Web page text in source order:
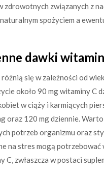
związanych z
spożyciem a
dawki
się w zależności od
około 90 mg witaminy
w ciąży i karmiących
oraz 120 mg dziennie.
potrzeb organizmu oraz
na stres mogą
C, zwłaszcza w postaci